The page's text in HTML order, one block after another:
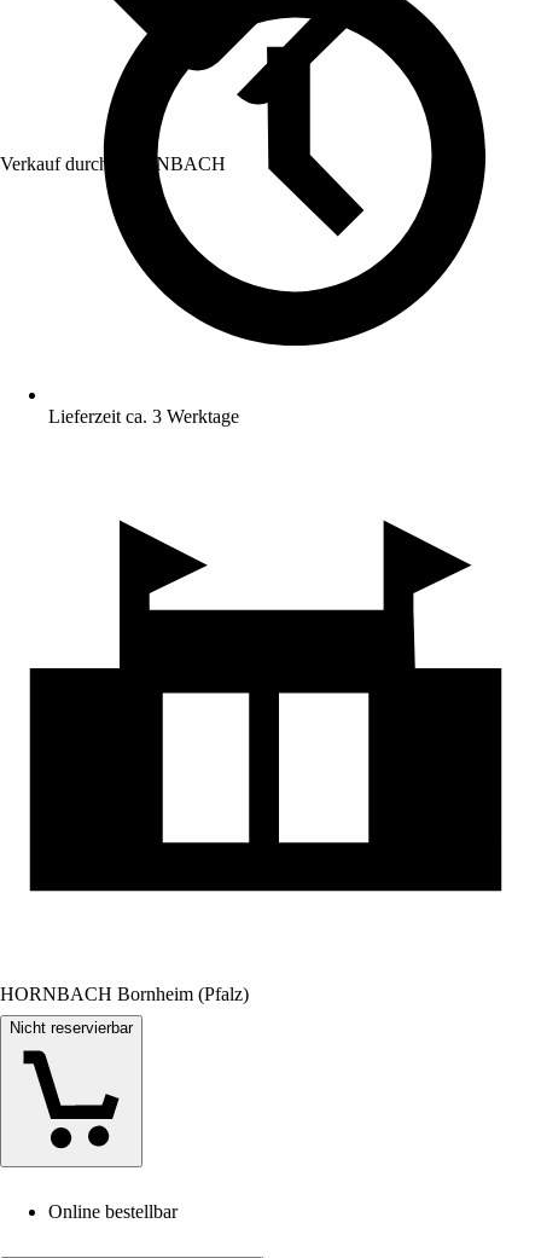
Verkauf durch: HORNBACH
Lieferzeit ca. 3 Werktage
HORNBACH Bornheim (Pfalz)
Nicht reservierbar
Online bestellbar